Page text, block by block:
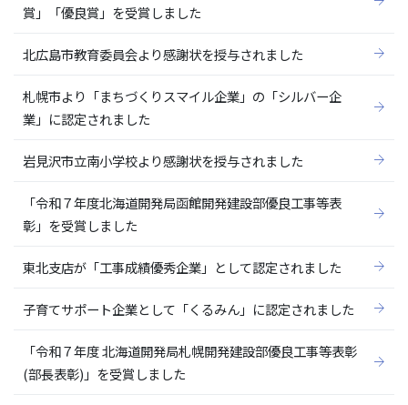
賞」「優良賞」を受賞しました
北広島市教育委員会より感謝状を授与されました
札幌市より「まちづくりスマイル企業」の「シルバー企
業」に認定されました
岩見沢市立南小学校より感謝状を授与されました
「令和７年度北海道開発局函館開発建設部優良工事等表
彰」を受賞しました
東北支店が「工事成績優秀企業」として認定されました
子育てサポート企業として「くるみん」に認定されました
「令和７年度 北海道開発局札幌開発建設部優良工事等表彰
(部長表彰)」を受賞しました